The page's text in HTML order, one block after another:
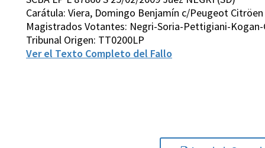
Carátula: Viera, Domingo Benjamín c/Peugeot
Magistrados Votantes: Negri-Soria-Pettigiani-
Tribunal Origen: TT0200LP
Ver el Texto Completo del Fallo